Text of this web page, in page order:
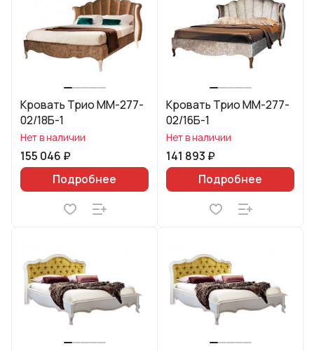
Кровать Трио ММ-277-
02/18Б-1
Нет в наличии
155 046 ₽
Подробнее
Кровать Трио ММ-277-
02/16Б-1
Нет в наличии
141 893 ₽
Подробнее